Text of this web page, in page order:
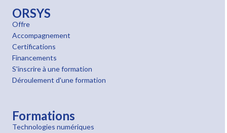
ORSYS
Offre
Accompagnement
Certifications
Financements
S'inscrire à une formation
Déroulement d'une formation
Formations
Technologies numériques